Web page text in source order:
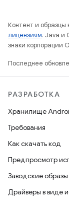
Контент и образцы
лицензиям. Java и
знаки корпорации
Последнее
РАЗРАБОТКА
Хранилище
Требования
Как скачать код
Предпросмотр
Заводские образы
Драйверы в виде